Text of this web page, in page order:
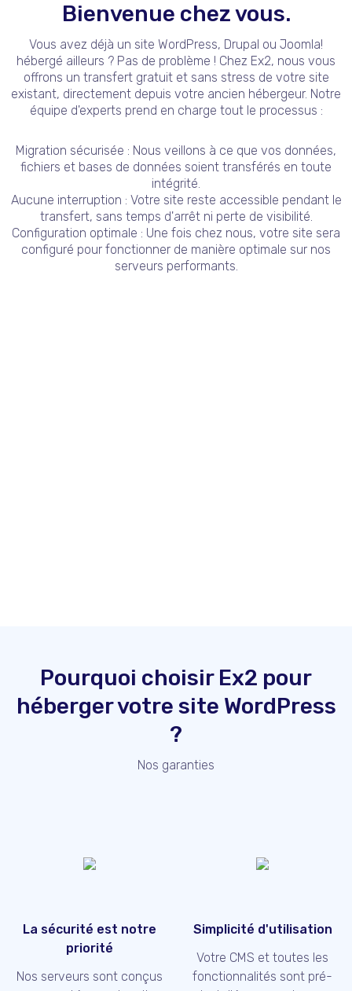
Bienvenue chez vous.
Vous avez déjà un site WordPress, Drupal ou Joomla!
hébergé ailleurs ? Pas de problème ! Chez Ex2, nous vous
offrons un transfert gratuit et sans stress de votre site
existant, directement depuis votre ancien hébergeur. Notre
équipe d'experts prend en charge tout le processus :
Migration sécurisée : Nous veillons à ce que vos données,
fichiers et bases de données soient transférés en toute
intégrité.
Aucune interruption : Votre site reste accessible pendant le
transfert, sans temps d'arrêt ni perte de visibilité.
Configuration optimale : Une fois chez nous, votre site sera
configuré pour fonctionner de manière optimale sur nos
serveurs performants.
Pourquoi choisir Ex2 pour
héberger votre site WordPress
?
Nos garanties
La sécurité est notre
priorité
Nos serveurs sont conçus
Simplicité d'utilisation
Votre CMS et toutes les
fonctionnalités sont pré-